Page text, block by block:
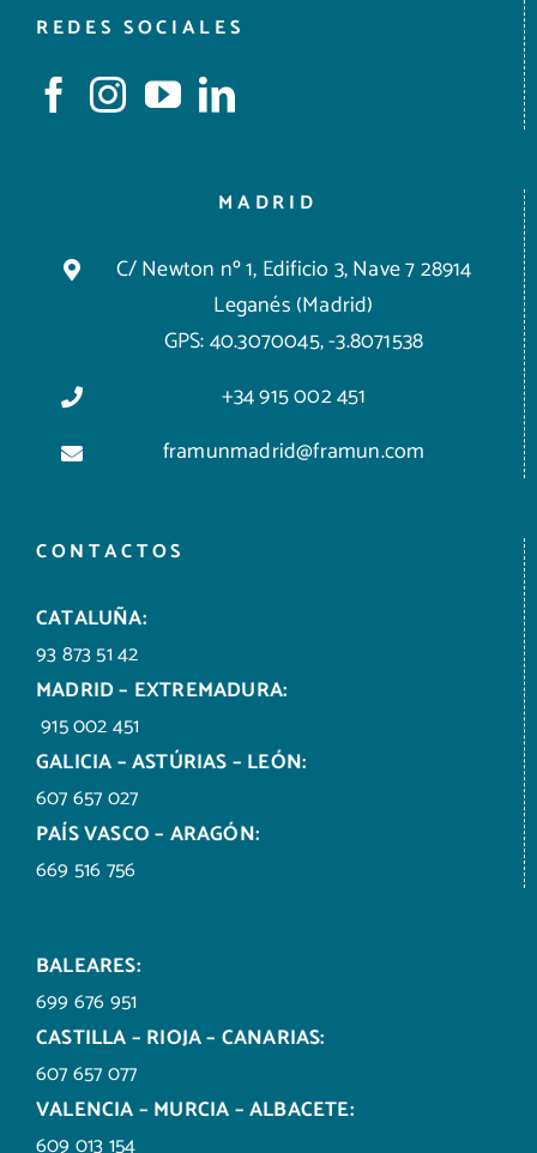
REDES SOCIALES
MADRID
C/ Newton nº 1, Edificio 3, Nave 7 28914
Leganés (Madrid)
GPS: 40.3070045, -3.8071538
+34 915 002 451
framunmadrid@framun.com
CONTACTOS
CATALUÑA:
93 873 51 42
MADRID – EXTREMADURA:
915 002 451
GALICIA – ASTÚRIAS – LEÓN:
607 657 027
PAÍS VASCO – ARAGÓN:
669 516 756
BALEARES:
699 676 951
CASTILLA – RIOJA – CANARIAS:
607 657 077
VALENCIA – MURCIA – ALBACETE:
609 013 154